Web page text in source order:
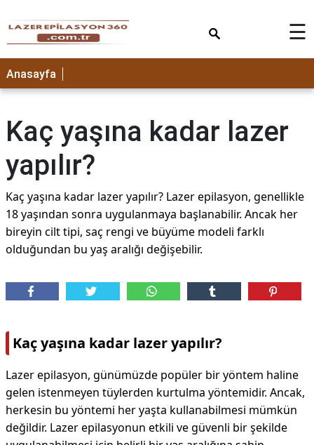
☰
Anasayfa
Kaç yaşına kadar lazer
yapılır?
Kaç yaşına kadar lazer yapılır? Lazer epilasyon, genellikle
18 yaşından sonra uygulanmaya başlanabilir. Ancak her
bireyin cilt tipi, saç rengi ve büyüme modeli farklı
olduğundan bu yaş aralığı değişebilir.
Kaç yaşına kadar lazer yapılır?
Lazer epilasyon, günümüzde popüler bir yöntem haline
gelen istenmeyen tüylerden kurtulma yöntemidir. Ancak,
herkesin bu yöntemi her yaşta kullanabilmesi mümkün
değildir. Lazer epilasyonun etkili ve güvenli bir şekilde